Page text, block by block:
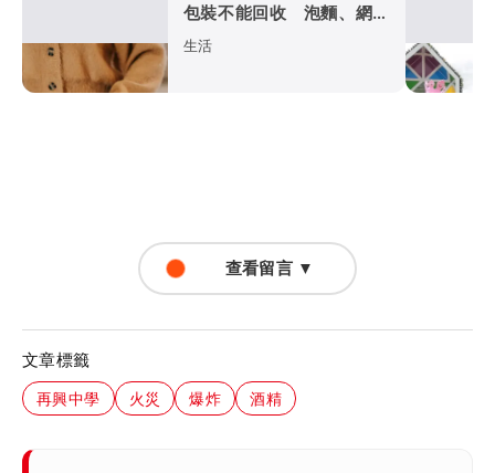
包裝不能回收 泡麵、網購
袋全中
生活
查看留言 ▼
文章標籤
再興中學 火災 爆炸 酒精